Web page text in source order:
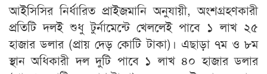
আইসিসির নির্ধারিত প্রাইজমানি অনুযায়ী, অংশগ্রহণকারী
প্রতিটি দলই শুধু টুর্নামেন্টে খেললেই পাবে ১ লাখ ২৫
হাজার ডলার (প্রায় দেড় কোটি টাকা)। এছাড়া ৭ম ও ৮ম
স্থান অধিকারী দল দুটি পাবে ১ লাখ ৪০ হাজার ডলার